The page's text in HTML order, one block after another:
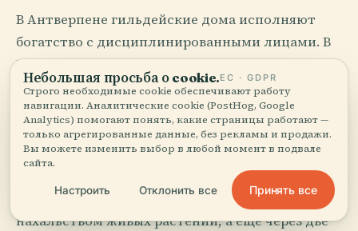
В Антверпене гильдейские дома исполняют
богатство с дисциплинированными лицами. В
Намюре и Динане камень поднимается над
Маасом так, будто скалы выучились
администрированию. Брюссель — совсем
другой случай: фасады Grand-Place,
отполированные как драгоценности, затем
дома ар-нуво Виктора Орты, где железные
стебли вьются по лестничным пролетам с
нахальством живых растений, а еще через две
Небольшая просьба о cookie.ЕС · GDPR
Строго необходимые cookie обеспечивают работу
навигации. Аналитические cookie (PostHog, Google
Analytics) помогают понять, какие страницы работают —
только агрегированные данные, без рекламы и продажи.
Вы можете изменить выбор в любой момент в подвале
сайта.
Настроить Отклонить все Принять все